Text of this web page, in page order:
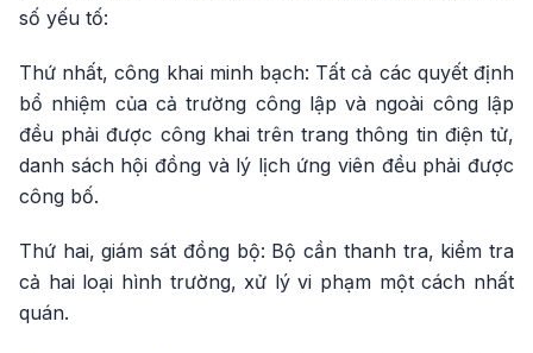
số yếu tố:
Thứ nhất, công khai minh bạch: Tất cả các quyết định
bổ nhiệm của cả trường công lập và ngoài công lập
đều phải được công khai trên trang thông tin điện tử,
danh sách hội đồng và lý lịch ứng viên đều phải được
công bố.
Thứ hai, giám sát đồng bộ: Bộ cần thanh tra, kiểm tra
cả hai loại hình trường, xử lý vi phạm một cách nhất
quán.